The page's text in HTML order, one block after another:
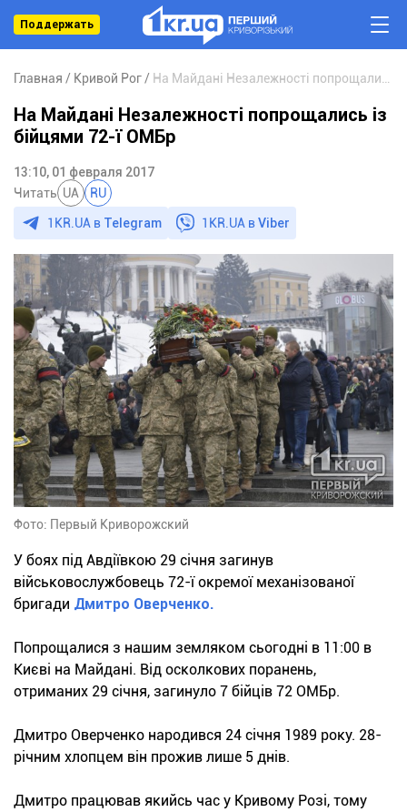
Поддержать
Главная Кривой Рог
На Майдані Незалежності попрощались із
бійцями 72-ї ОМБр
13:10, 01 февраля 2017
Читать UA RU
1KR.UA в Telegram 1KR.UA вViber
Фото: Первый Криворожский
У боях під Авдіївкою 29 січня загинув
військовослужбовець 72-ї окремої механізованої
бригади Дмитро Оверченко.
Попрощалися з нашим земляком сьогодні в 11:00 в
Києві на Майдані. Від осколкових поранень,
отриманих 29 січня, загинуло 7 бійців 72 ОМБр.
Дмитро Оверченко народився 24 січня 1989 року. 28-
річним хлопцем він прожив лише 5 днів.
Дмитро працював якийсь час у Кривому Розі, тому